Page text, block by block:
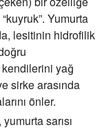
Yumurta
lesitinin hidrofilik
yağ
sirke arasında
önler.
sarısı